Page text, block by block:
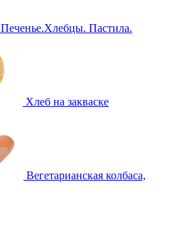
Печенье.Хлебцы. Пастила.
Хлеб на закваске
Вегетарианская колбаса,